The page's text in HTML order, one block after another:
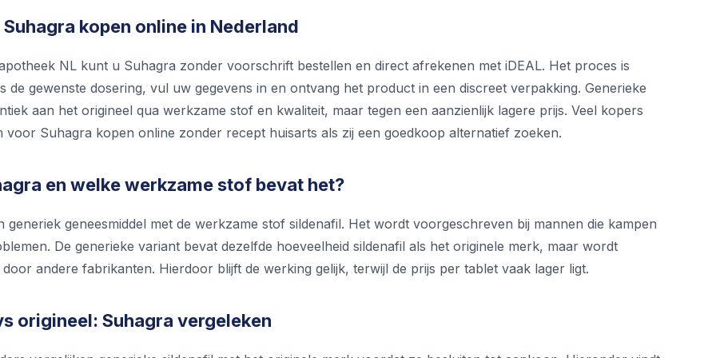
kopen online in Nederland
NL kunt u Suhagra zonder voorschrift bestellen en direct afrekenen met iDEAL. Het proces is
de gewenste dosering, vul uw gegevens in en ontvang het product in een discreet verpakking. Generieke
aan het origineel qua werkzame stof en kwaliteit, maar tegen een aanzienlijk lagere prijs. Veel kopers
voor Suhagra kopen online zonder recept huisarts als zij een goedkoop alternatief zoeken.
en welke werkzame stof bevat het?
generiek geneesmiddel met de werkzame stof sildenafil. Het wordt voorgeschreven bij mannen die kampen
De generieke variant bevat dezelfde hoeveelheid sildenafil als het originele merk, maar wordt
andere fabrikanten. Hierdoor blijft de werking gelijk, terwijl de prijs per tablet vaak lager ligt.
origineel: Suhagra vergeleken